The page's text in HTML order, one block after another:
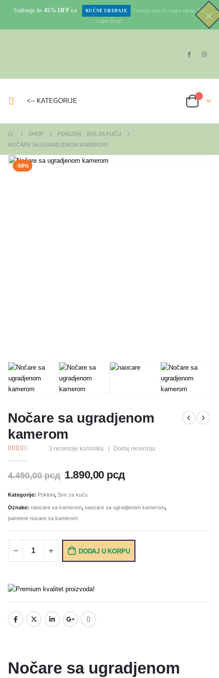
Sniženja do 45% OFF na KUĆNE UREĐAJE
* Akcija traje do isteka zaliha. Vaš
Super Shop!
<-- KATEGORIJE
SHOP POKLONI
SVE ZA KUĆU
NOČARE SA UGRADJENOM KAMEROM
-58%
Nočare sa ugradjenom
kamerom
3 recenzije korisnika | Dodaj recenziju
4.490,00рсд 1.890,00 рсд
Kategorije: Pokloni, Sve za kuću
Oznake: naocare sa kamerom, naocare sa ugradjenom kamerom,
pametne nocare sa kamerom
DODAJ U KORPU
Nočare sa ugradjenom